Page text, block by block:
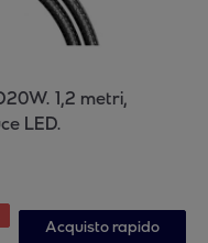
1,2 metri,
LED.
Acquisto rapido